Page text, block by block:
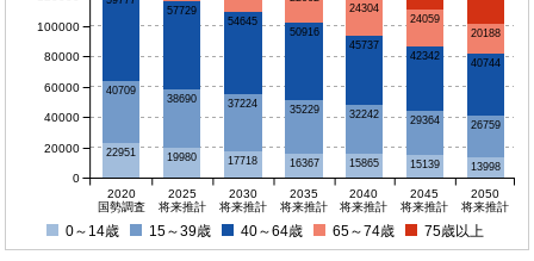
22951 19980 17718 16367 15865 15139 13998
40709
38690 37224 35229 32242 29364 26759
57729
54645
50916
45737
42342
40744
24304
24059
20188
2020
国勢調査
2025
将来推計
2030
将来推計
2035
将来推計
2040
将来推計
2045
将来推計
2050
将来推計
0
20000
40000
60000
80000
100000
0～14歳 15～39歳 40～64歳 65～74歳 75歳以上